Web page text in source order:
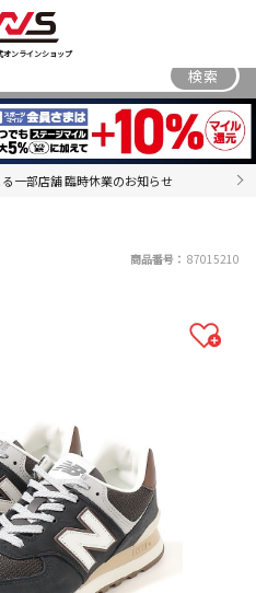
オンラインショップ
検索
一部店舗 臨時休業のお知らせ
商品番号： 87015210